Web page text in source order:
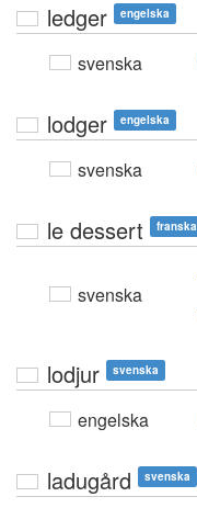
ledger engelska
svenska
lodger engelska
svenska
le dessert franska
svenska
lodjur svenska
engelska
ladugård svenska